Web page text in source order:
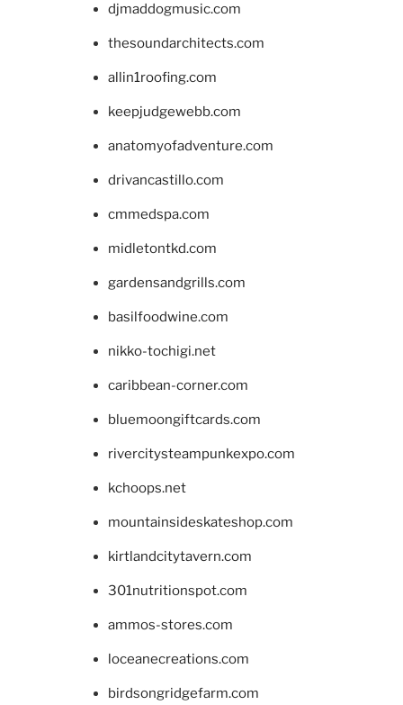
djmaddogmusic.com
thesoundarchitects.com
allin1roofing.com
keepjudgewebb.com
anatomyofadventure.com
drivancastillo.com
cmmedspa.com
midletontkd.com
gardensandgrills.com
basilfoodwine.com
nikko-tochigi.net
caribbean-corner.com
bluemoongiftcards.com
rivercitysteampunkexpo.com
kchoops.net
mountainsideskateshop.com
kirtlandcitytavern.com
301nutritionspot.com
ammos-stores.com
loceanecreations.com
birdsongridgefarm.com